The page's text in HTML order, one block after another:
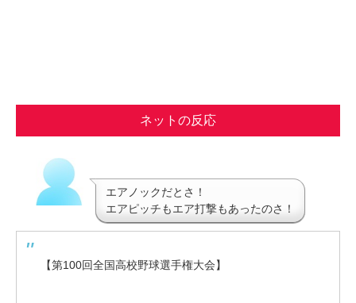
ネットの反応
エアノックだとさ！
エアピッチもエア打撃もあったのさ！
【第100回全国高校野球選手権大会】